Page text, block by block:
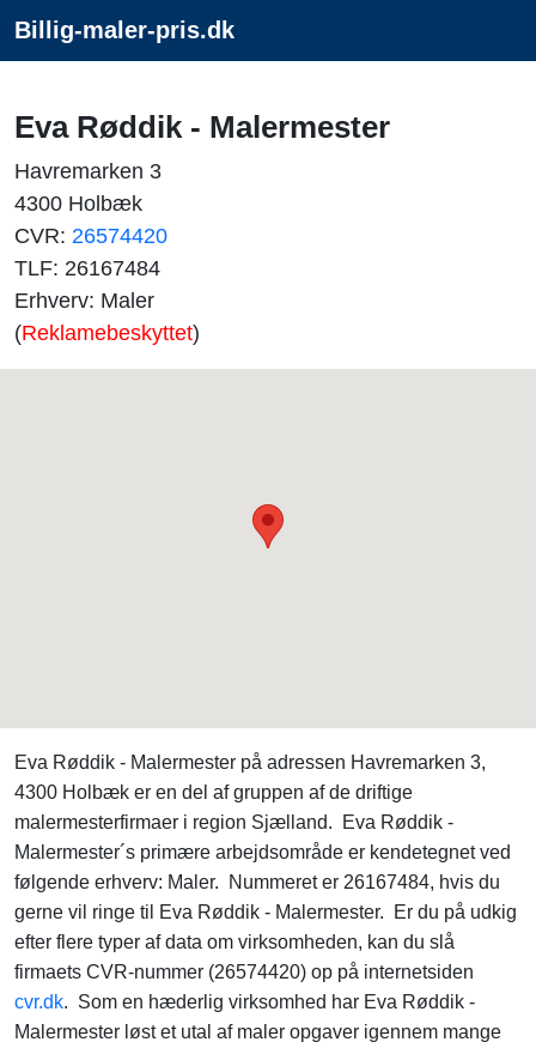
Billig-maler-pris.dk
Eva Røddik - Malermester
Havremarken 3
4300 Holbæk
CVR: 26574420
TLF: 26167484
Erhverv: Maler
(Reklamebeskyttet)
Eva Røddik - Malermester på adressen Havremarken 3,
4300 Holbæk er en del af gruppen af de driftige
malermesterfirmaer i region Sjælland. Eva Røddik -
Malermester´s primære arbejdsområde er kendetegnet ved
følgende erhverv: Maler. Nummeret er 26167484, hvis du
gerne vil ringe til Eva Røddik - Malermester. Er du på udkig
efter flere typer af data om virksomheden, kan du slå
firmaets CVR-nummer (26574420) op på internetsiden
cvr.dk. Som en hæderlig virksomhed har Eva Røddik -
Malermester løst et utal af maler opgaver igennem mange